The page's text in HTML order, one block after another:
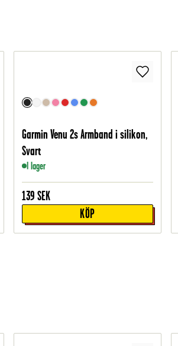
Garmin Venu 2s Armband i silikon,
Svart
I lager
139 SEK
KÖP